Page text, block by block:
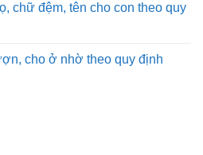
chữ đệm, tên cho con theo quy
cho ở nhờ theo quy định